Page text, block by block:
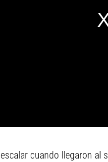
cuando llegaron